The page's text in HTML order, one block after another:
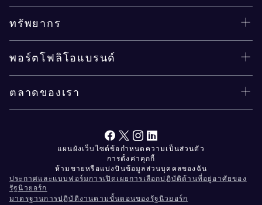
ทรัพยากร
พอร์ตโฟลิโอแบรนด์
ตลาดของเรา
แผนผังเว็บไซต์ข้อกำหนด ความเป็นส่วนตัว
การตั้งค่าคุกกี้
ห้ามขายหรือแบ่งปันข้อมูลส่วนบุคคลของฉัน
ประกาศและแบบฟอร์มการเปิดเผยการเลือกปฏิบัติด้านที่อยู่อาศัยของ
รัฐนิวยอร์ก
มาตรฐานการปฏิบัติงานตามขั้นตอนของรัฐนิวยอร์ก